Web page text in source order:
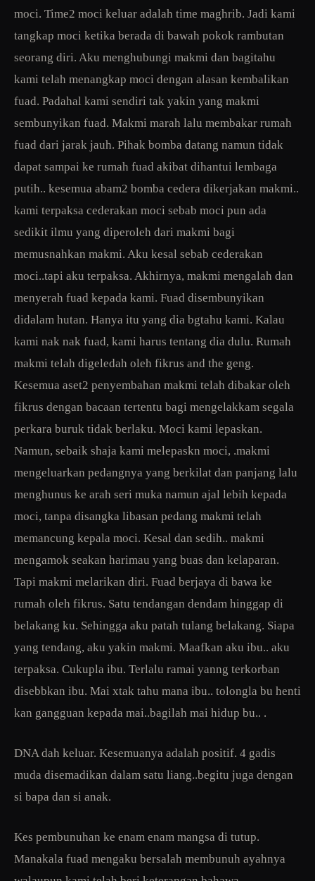
moci. Time2 moci keluar adalah time maghrib. Jadi kami
tangkap moci ketika berada di bawah pokok rambutan
seorang diri. Aku menghubungi makmi dan bagitahu
kami telah menangkap moci dengan alasan kembalikan
fuad. Padahal kami sendiri tak yakin yang makmi
sembunyikan fuad. Makmi marah lalu membakar rumah
fuad dari jarak jauh. Pihak bomba datang namun tidak
dapat sampai ke rumah fuad akibat dihantui lembaga
putih.. kesemua abam2 bomba cedera dikerjakan makmi..
kami terpaksa cederakan moci sebab moci pun ada
sedikit ilmu yang diperoleh dari makmi bagi
memusnahkan makmi. Aku kesal sebab cederakan
moci..tapi aku terpaksa. Akhirnya, makmi mengalah dan
menyerah fuad kepada kami. Fuad disembunyikan
didalam hutan. Hanya itu yang dia bgtahu kami. Kalau
kami nak nak fuad, kami harus tentang dia dulu. Rumah
makmi telah digeledah oleh fikrus and the geng.
Kesemua aset2 penyembahan makmi telah dibakar oleh
fikrus dengan bacaan tertentu bagi mengelakkam segala
perkara buruk tidak berlaku. Moci kami lepaskan.
Namun, sebaik shaja kami melepaskn moci, .makmi
mengeluarkan pedangnya yang berkilat dan panjang lalu
menghunus ke arah seri muka namun ajal lebih kepada
moci, tanpa disangka libasan pedang makmi telah
memancung kepala moci. Kesal dan sedih.. makmi
mengamok seakan harimau yang buas dan kelaparan.
Tapi makmi melarikan diri. Fuad berjaya di bawa ke
rumah oleh fikrus. Satu tendangan dendam hinggap di
belakang ku. Sehingga aku patah tulang belakang. Siapa
yang tendang, aku yakin makmi. Maafkan aku ibu.. aku
terpaksa. Cukupla ibu. Terlalu ramai yanng terkorban
disebbkan ibu. Mai xtak tahu mana ibu.. tolongla bu henti
kan gangguan kepada mai..bagilah mai hidup bu.. .
DNA dah keluar. Kesemuanya adalah positif. 4 gadis
muda disemadikan dalam satu liang..begitu juga dengan
si bapa dan si anak.
Kes pembunuhan ke enam enam mangsa di tutup.
Manakala fuad mengaku bersalah membunuh ayahnya